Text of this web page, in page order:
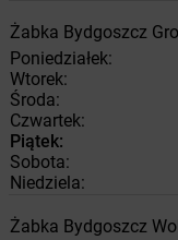
Żabka Bydgoszcz
Poniedziałek:
Wtorek:
Środa:
Czwartek:
Piątek:
Sobota:
Niedziela:
Żabka Bydgoszcz